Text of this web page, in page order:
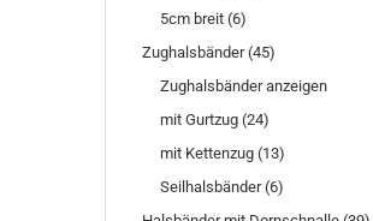
5cm breit (6)
Zughalsbänder (45)
Zughalsbänder anzeigen
mit Gurtzug (24)
mit Kettenzug (13)
Seilhalsbänder (6)